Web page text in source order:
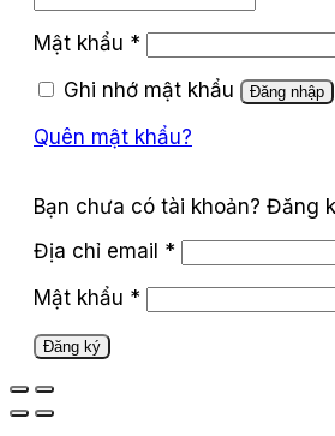
Mật khẩu *
Ghi nhớ mật khẩu
Đăng nhập
Quên mật khẩu?
Địa chỉ email *
Mật khẩu *
Đăng ký